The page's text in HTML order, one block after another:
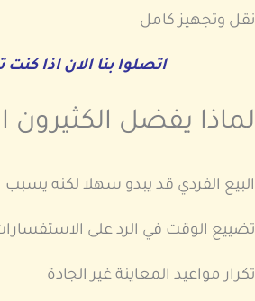
نقل وتجهيز كامل
اتصلوا بنا الان اذا
لماذا يفضل
البيع الفردي قد يبدو سهلا لكنه
تضييع الوقت في الرد على
تكرار مواعيد المعاينة غير الجادة